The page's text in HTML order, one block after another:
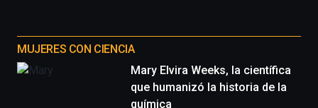
MUJERES CON CIENCIA
Mary Elvira Weeks, la científica
que humanizó la historia de la
química